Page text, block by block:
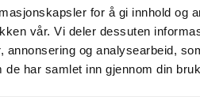
for å gi innhold og
vår. Vi deler dessuten
annonsering og analysearbeid,
de har samlet inn gjennom din